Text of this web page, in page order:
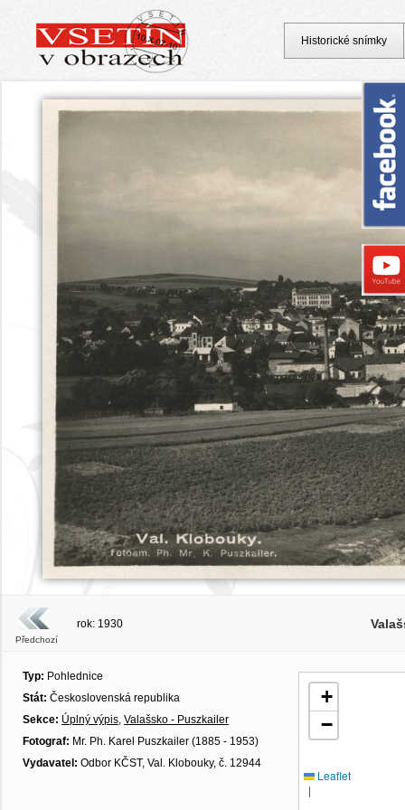
Předchozí
rok: 1930
Typ: Pohlednice
Stát: Československá republika
Sekce: Úplný výpis, Valašsko - Puszkailer
Fotograf: Mr. Ph. Karel Puszkailer (1885 - 1953)
Vydavatel: Odbor KČST, Val. Klobouky, č. 12944
+
−
Leaflet
|
Historické snímky